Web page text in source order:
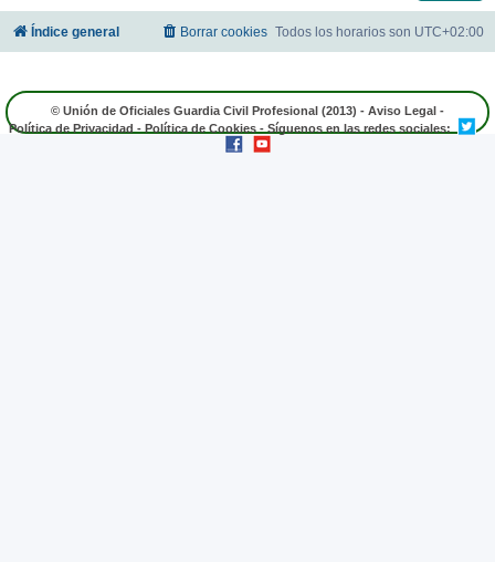
Índice general Todos los horarios son UTC+02:00
Borrar cookies
© Unión de Oficiales Guardia Civil Profesional (2013) - Aviso Legal -
Política de Privacidad - Política de Cookies - Síguenos en las redes sociales: